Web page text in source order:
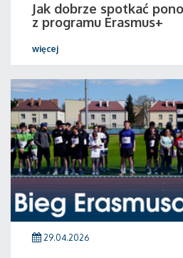
Jak dobrze spotkać
z programu Erasmus+
więcej
29.04.2026